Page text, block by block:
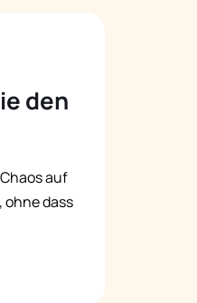
den
auf
ohne dass